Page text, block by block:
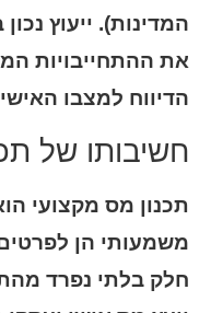
המדינות). ייעוץ
את ההתחייבויות
הדיווח למצבו
חשיבותו של
תכנון מס מקצועי
משמעותי הן
חלק בלתי נפרד